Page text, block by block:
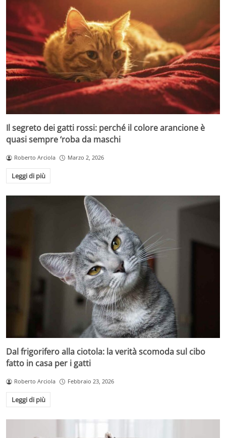
Il segreto dei gatti rossi: perché il colore arancione è
quasi sempre ‘roba da maschi
Roberto Arciola Marzo 2, 2026
Leggi di più
Dal frigorifero alla ciotola: la verità scomoda sul cibo
fatto in casa per i gatti
Roberto Arciola Febbraio 23, 2026
Leggi di più